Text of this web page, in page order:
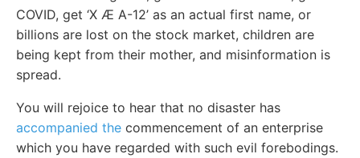
COVID, get ‘X Æ A-12’ as an actual first name, or
billions are lost on the stock market, children are
being kept from their mother, and misinformation is
spread.
You will rejoice to hear that no disaster has
accompanied the commencement of an enterprise
which you have regarded with such evil forebodings.